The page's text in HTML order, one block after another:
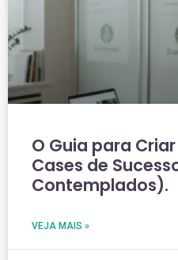
O Guia para
Cases de
Contemplados).
VEJA MAIS »